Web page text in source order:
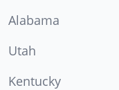
Alabama
Utah
Kentucky